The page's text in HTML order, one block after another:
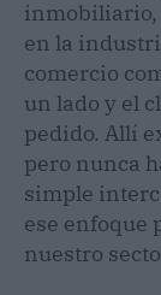
inmobiliario,
en la
comercio
un lado y el
pedido. Allí
pero nunca
simple
ese enfoque
nuestro